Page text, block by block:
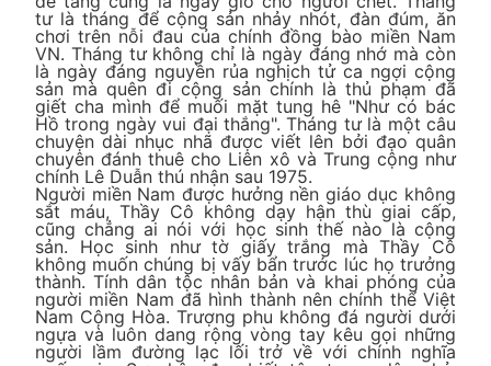
tư là tháng để cộng sản nhảy nhót, đàn đúm, ăn
chơi trên nỗi đau của chính đồng bào miền Nam
VN. Tháng tư không chỉ là ngày đáng nhớ mà còn
là ngày đáng nguyền rủa nghịch tử ca ngợi cộng
sản mà quên đi cộng sản chính là thủ phạm đã
giết cha mình để muối mặt tung hê "Như có bác
Hồ trong ngày vui đại thắng". Tháng tư là một câu
chuyện dài nhục nhã được viết lên bởi đạo quân
chuyên đánh thuê cho Liên xô và Trung cộng như
chính Lê Duẫn thú nhận sau 1975.
Người miền Nam được hưởng nền giáo dục không
sắt máu, Thầy Cô không dạy hận thù giai cấp,
cũng chẳng ai nói với học sinh thế nào là cộng
sản. Học sinh như tờ giấy trắng mà Thầy Cô
không muốn chúng bị vấy bẩn trước lúc họ trưởng
thành. Tính dân tộc nhân bản và khai phóng của
người miền Nam đã hình thành nên chính thể Việt
Nam Cộng Hòa. Trượng phu không đá người dưới
ngựa và luôn dang rộng vòng tay kêu gọi những
người lầm đường lạc lối trở về với chính nghĩa